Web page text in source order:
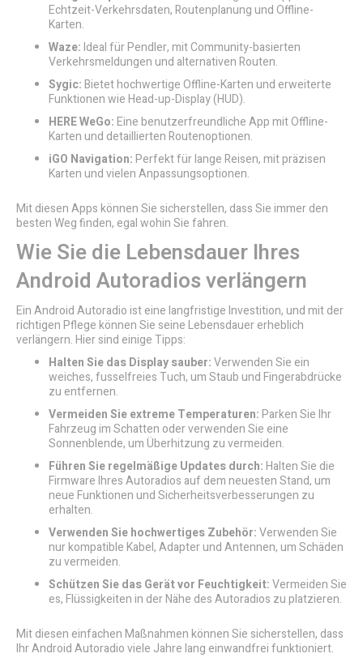
Echtzeit-Verkehrsdaten, Routenplanung und Offline-
Karten.
Waze:Ideal für Pendler, mit Community-basierten
Verkehrsmeldungen und alternativen Routen.
Sygic:Bietet hochwertige Offline-Karten und erweiterte
Funktionen wie Head-up-Display (HUD).
HERE WeGo:Eine benutzerfreundliche App mit Offline-
Karten und detaillierten Routenoptionen.
iGO Navigation:Perfekt für lange Reisen, mit präzisen
Karten und vielen Anpassungsoptionen.
Mit diesen Apps können Sie sicherstellen, dass Sie immer den
besten Weg finden, egal wohin Sie fahren.
Wie Sie die Lebensdauer Ihres
Android Autoradios verlängern
Ein Android Autoradio ist eine langfristige Investition, und mit der
richtigen Pflege können Sie seine Lebensdauer erheblich
verlängern. Hier sind einige Tipps:
Halten Sie das Display sauber:Verwenden Sie ein
weiches, fusselfreies Tuch, um Staub und Fingerabdrücke
zu entfernen.
Vermeiden Sie extreme Temperaturen:Parken Sie Ihr
Fahrzeug im Schatten oder verwenden Sie eine
Sonnenblende, um Überhitzung zu vermeiden.
Führen Sie regelmäßige Updates durch:Halten Sie die
Firmware Ihres Autoradios auf dem neuesten Stand, um
neue Funktionen und Sicherheitsverbesserungen zu
erhalten.
Verwenden Sie hochwertiges Zubehör:Verwenden Sie
nur kompatible Kabel, Adapter und Antennen, um Schäden
zu vermeiden.
Schützen Sie das Gerät vor Feuchtigkeit:Vermeiden Sie
es, Flüssigkeiten in der Nähe des Autoradios zu platzieren.
Mit diesen einfachen Maßnahmen können Sie sicherstellen, dass
Ihr Android Autoradio viele Jahre lang einwandfrei funktioniert.